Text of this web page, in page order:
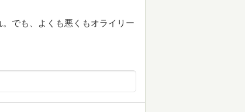
でも、よくも悪くもオライリー